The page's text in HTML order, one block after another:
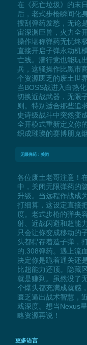
在《死亡垃圾》的末
后，老式步枪瞬间化
搜刮弹药发愁，无论
宙深渊巨兽，火力全
操作堪称弹药无忧终
直接开启子弹永动机
亡线。潜行党也能玩
兵，这骚操作比黑市
个资源匮乏的废土世
当BOSS战进入白热
切换近战武器，无限
则。特别适合那些追
史诗级战斗中突然变
全开模式重新定义你
织成璀璨的赛博朋克烟
无限弹药：关闭
各位废土老哥注意！
中，关闭无限弹药的
升级。当远程作战成
打细算，这设定直接
度。老式步枪的弹夹
射、近战闪避和超能
只会让你变成移动的
头都得存着造子弹，
的.308弹药。遇上流
决定你是跪着通关还
比超能力还顶。隐藏
就是赚到。虽然没了
个爆头都充满成就感
匮乏逼出战术智慧，
戏深度。想当Nexus
略资源再说！
更多语言